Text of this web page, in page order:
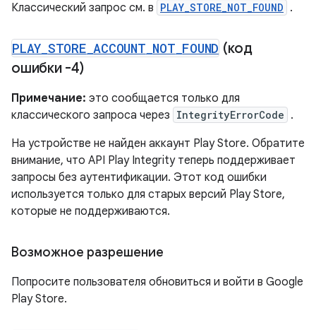
Классический запрос см. в PLAY_STORE_NOT_FOUND .
PLAY STORE _ACCOUNT NOT FOUND (код
ошибки -4)
Примечание: это сообщается только для
классического запроса через IntegrityErrorCode .
На устройстве не найден аккаунт Play Store. Обратите
внимание, что API Play Integrity теперь поддерживает
запросы без аутентификации. Этот код ошибки
используется только для старых версий Play Store,
которые не поддерживаются.
Возможное разрешение
Попросите пользователя обновиться и войти в Google
Play Store.